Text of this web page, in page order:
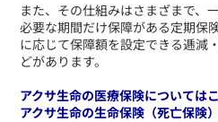
また、その仕組みはさまざまで、
必要な期間だけ保障がある定期保
に応じて保障額を設定できる逓減
どがあります。
アクサ生命の医療保険については
アクサ生命の生命保険（死亡保険